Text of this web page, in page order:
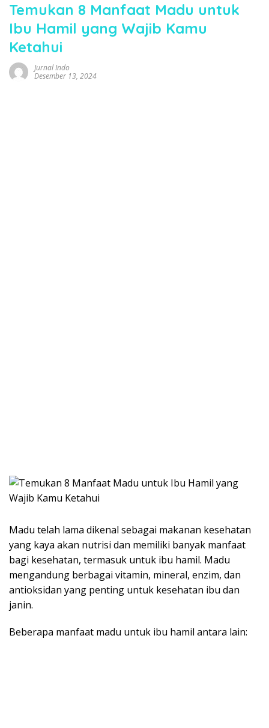
Temukan 8 Manfaat Madu untuk
Ibu Hamil yang Wajib Kamu
Ketahui
Jurnal Indo
Desember 13, 2024
Madu telah lama dikenal sebagai makanan kesehatan
yang kaya akan nutrisi dan memiliki banyak manfaat
bagi kesehatan, termasuk untuk ibu hamil. Madu
mengandung berbagai vitamin, mineral, enzim, dan
antioksidan yang penting untuk kesehatan ibu dan
janin.
Beberapa manfaat madu untuk ibu hamil antara lain: